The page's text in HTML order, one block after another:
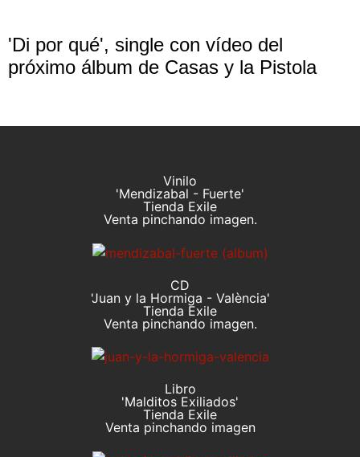
'Di por qué', single con vídeo del
próximo álbum de Casas y la Pistola
Vinilo
'Mendizabal - Fuerte'
Tienda Exile
Venta pinchando imagen.
CD
'Juan y la Hormiga - València'
Tienda Exile
Venta pinchando imagen.
Libro
'Malditos Exiliados'
Tienda Exile
Venta pinchando imagen